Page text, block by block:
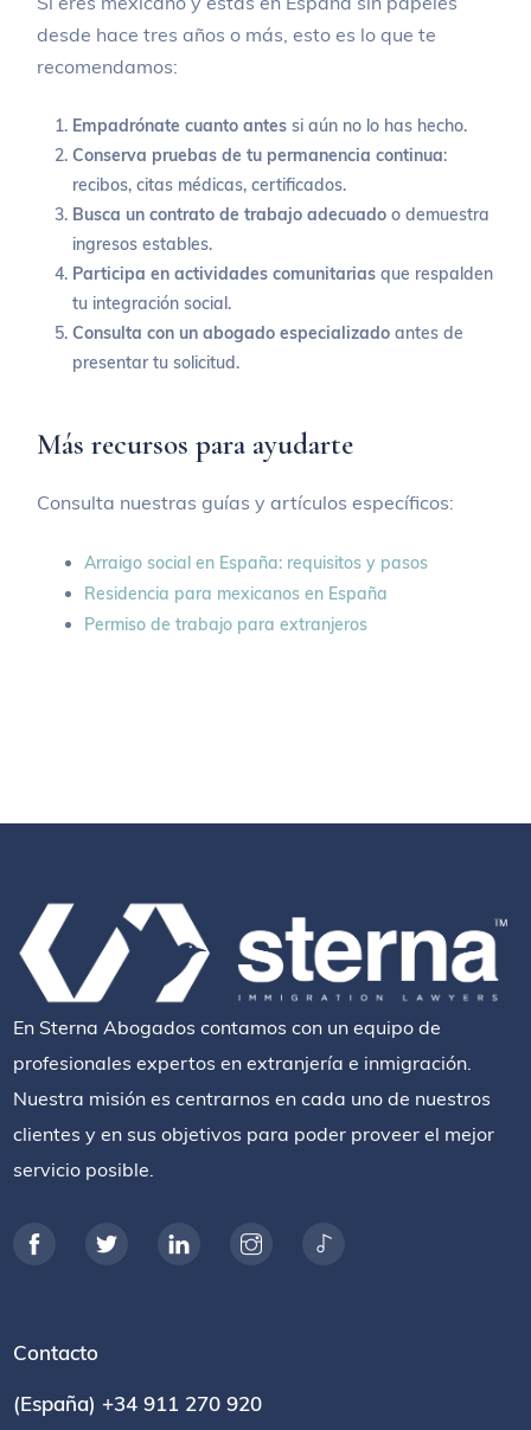
desde hace tres años o más, esto es lo que te
recomendamos:
Empadrónate cuanto antes si aún no lo has hecho.
Conserva pruebas de tu permanencia continua:
recibos, citas médicas, certificados.
Busca un contrato de trabajo adecuado o demuestra
ingresos estables.
Participa en actividades comunitarias que respalden
tu integración social.
Consulta con un abogado especializado antes de
presentar tu solicitud.
Más recursos para ayudarte
Consulta nuestras guías y artículos específicos:
Arraigo social en España: requisitos y pasos
Residencia para mexicanos en España
Permiso de trabajo para extranjeros
En Sterna Abogados contamos con un equipo de
profesionales expertos en extranjería e inmigración.
Nuestra misión es centrarnos en cada uno de nuestros
clientes y en sus objetivos para poder proveer el mejor
servicio posible.
Contacto
(España) +34 911 270 920